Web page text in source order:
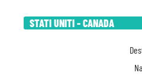
STATI UNITI - CANADA